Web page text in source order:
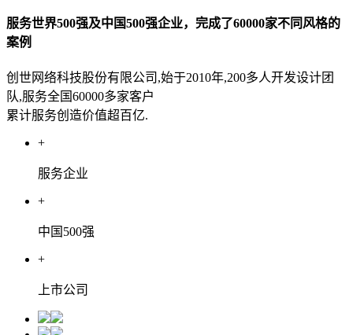
服务世界500强及中国500强企业，完成了60000家不同风格的
案例
创世网络科技股份有限公司,始于2010年,200多人开发设计团
队,服务全国60000多家客户
累计服务创造价值超百亿.
+
服务企业
+
中国500强
+
上市公司